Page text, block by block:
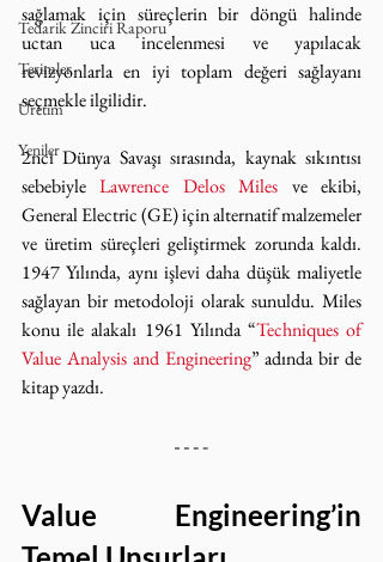
Tedarik Zinciri Raporu
Terimler
Üretim
Yeniler
sağlamak için süreçlerin bir döngü halinde
uctan uca incelenmesi ve yapılacak
revizyonlarla en iyi toplam değeri sağlayanı
seçmekle ilgilidir.
2nci Dünya Savaşı sırasında, kaynak sıkıntısı
sebebiyle Lawrence Delos Miles ve ekibi,
General Electric (GE) için alternatif malzemeler
ve üretim süreçleri geliştirmek zorunda kaldı.
1947 Yılında, aynı işlevi daha düşük maliyetle
sağlayan bir metodoloji olarak sunuldu. Miles
konu ile alakalı 1961 Yılında “Techniques of
Value Analysis and Engineering” adında bir de
kitap yazdı.
Value Engineering’in